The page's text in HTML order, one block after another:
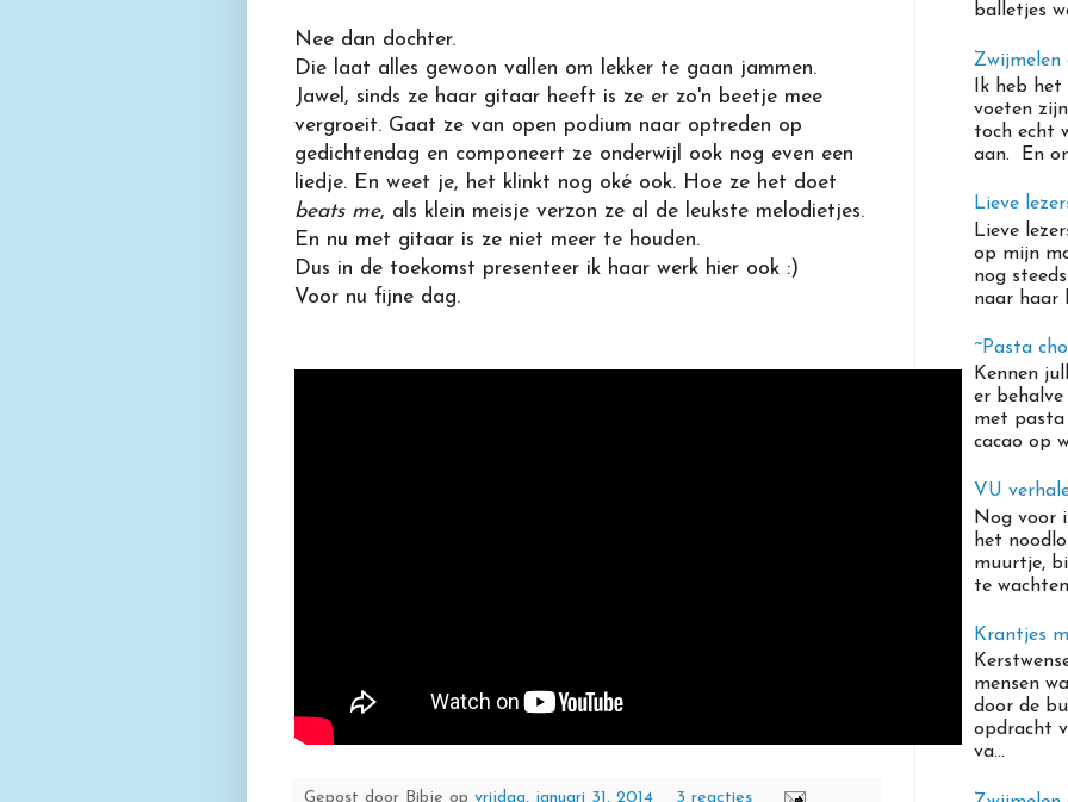
Nee dan dochter.
Die laat alles gewoon vallen om lekker te gaan jammen.
Jawel, sinds ze haar gitaar heeft is ze er zo'n beetje mee
vergroeit. Gaat ze van open podium naar optreden op
gedichtendag en componeert ze onderwijl ook nog even een
liedje. En weet je, het klinkt nog oké ook. Hoe ze het doet
beats me, als klein meisje verzon ze al de leukste melodietjes.
En nu met gitaar is ze niet meer te houden.
Dus in de toekomst presenteer ik haar werk hier ook :)
Voor nu fijne dag.
Gepost door Bibje op vrijdag, januari 31, 2014 3 reacties
balletjes
Ik heb
voeten
toch echt
aan. En
Lieve
Lieve
op mijn
nog
naar haar
~Pasta
Kennen
er
met pasta
cacao op
VU
Nog voor
het
muurtje,
te
Krantjes
mensen
door de
opdracht
va...